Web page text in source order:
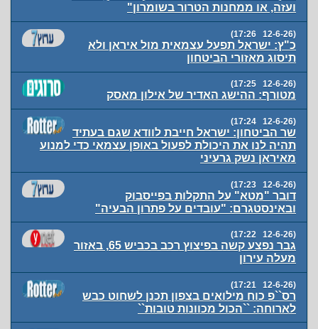
ועזה, או ממחנות הטרור בשומרון"
(12-6-26 17:26)
כ"ץ: ישראל תפעל עצמאית מול איראן ולא
תיסוג מאזורי הביטחון
(12-6-26 17:25)
מטורף: ההישג האדיר של אילון מאסק
(12-6-26 17:24)
שר הביטחון: ישראל חייבת לוודא שגם בעתיד
תהיה לנו את היכולת לפעול באופן עצמאי כדי למנוע
מאיראן נשק גרעיני
(12-6-26 17:23)
דובר "מטא" על התקלות בפייסבוק
ובאינסטגרם: "עובדים על פתרון הבעיה"
(12-6-26 17:22)
גבר נפצע קשה בפיצוץ רכב בכביש 65, באזור
מעלה עירון
(12-6-26 17:21)
רס``פ כוח מילואים בצפון תכנן לשחוט כבש
לארוחה: ``הכול מכוונות טובות``